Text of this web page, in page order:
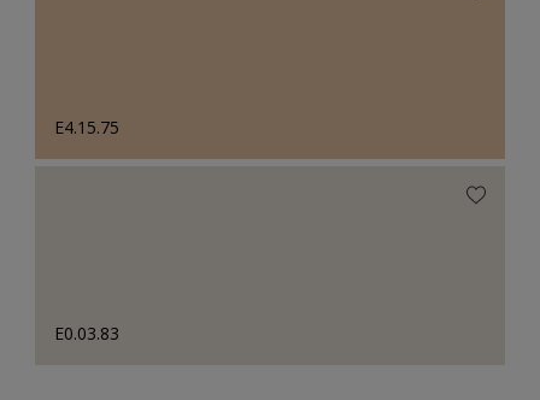
E4.15.75
E0.03.83